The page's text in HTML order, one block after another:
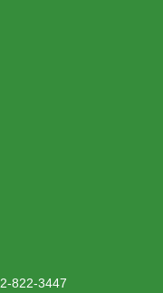
822-3447